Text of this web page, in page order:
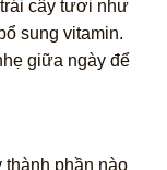
cây tươi như
sung vitamin.
giữa ngày để
phần nào